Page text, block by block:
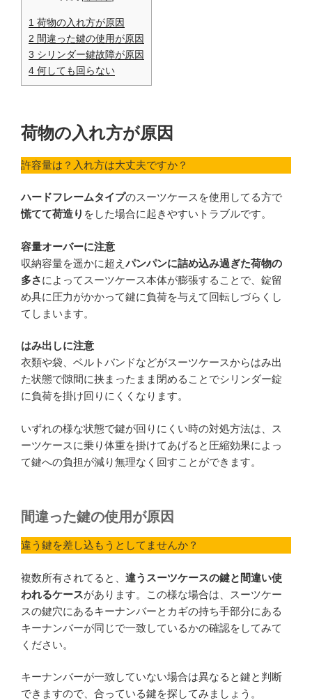
1 荷物の入れ方が原因
2 間違った鍵の使用が原因
3 シリンダー鍵故障が原因
4 何しても回らない
荷物の入れ方が原因
許容量は？入れ方は大丈夫ですか？
ハードフレームタイプのスーツケースを使用してる方で
慌てて荷造り をした場合に起きやすいトラブルです。
容量オーバーに注意
収納容量を遥かに超え パンパンに詰め込み過ぎた荷物の
多さによってスーツケース本体が膨張することで、錠留
め具に圧力がかかって鍵に負荷を与えて回転しづらくし
てしまいます。
はみ出しに注意
衣類や袋、ベルトバンドなどがスーツケースからはみ出
た状態で隙間に挟まったまま閉めることでシリンダー錠
に負荷を掛け回りにくくなります。
いずれの様な状態で鍵が回りにくい時の対処方法は、ス
ーツケースに乗り体重を掛けてあげると圧縮効果によっ
て鍵への負担が減り無理なく回すことができます。
間違った鍵の使用が原因
違う鍵を差し込もうとしてませんか？
複数所有されてると、 違うスーツケースの鍵と間違い使
われるケースがあります。この様な場合は、スーツケー
スの鍵穴にあるキーナンバーとカギの持ち手部分にある
キーナンバーが同じで一致しているかの確認をしてみて
ください。
キーナンバーが一致していない場合は異なると鍵と判断
できますので、合っている鍵を探してみましょう。